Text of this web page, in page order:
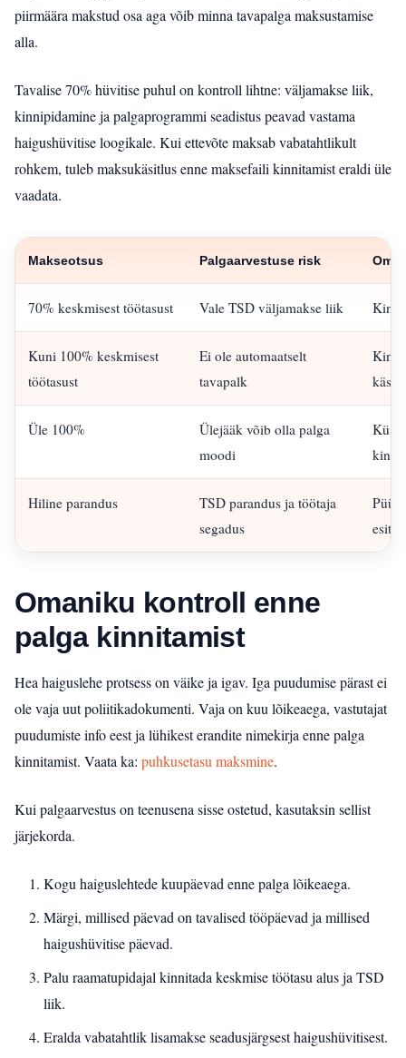
piirmäära makstud osa aga võib minna tavapalga maksustamise
alla.
Tavalise 70% hüvitise puhul on kontroll lihtne: väljamakse liik,
kinnipidamine ja palgaprogrammi seadistus peavad vastama
haigushüvitise loogikale. Kui ettevõte maksab vabatahtlikult
rohkem, tuleb maksukäsitlus enne maksefaili kinnitamist eraldi üle
vaadata.
Makseotsus Palgaarvestuse risk
70% keskmisest töötasust Vale TSD väljamakse liik
Kuni 100% keskmisest
töötasust
Ei ole automaatselt
tavapalk
Üle 100%
Ülejääk võib olla palga
moodi
Küsi
Hiline parandus
TSD parandus ja töötaja
segadus
Omaniku kontroll enne
palga kinnitamist
Hea haiguslehe protsess on väike ja igav. Iga puudumise pärast ei
ole vaja uut poliitikadokumenti. Vaja on kuu lõikeaega, vastutajat
puudumiste info eest ja lühikest erandite nimekirja enne palga
kinnitamist. Vaata ka: puhkusetasu maksmine.
Kui palgaarvestus on teenusena sisse ostetud, kasutaksin sellist
järjekorda.
Kogu haiguslehtede kuupäevad enne palga lõikeaega.
Märgi, millised päevad on tavalised tööpäevad ja millised
haigushüvitise päevad.
Palu raamatupidajal kinnitada keskmise töötasu alus ja TSD
liik.
Eralda vabatahtlik lisamakse seadusjärgsest haigushüvitisest.